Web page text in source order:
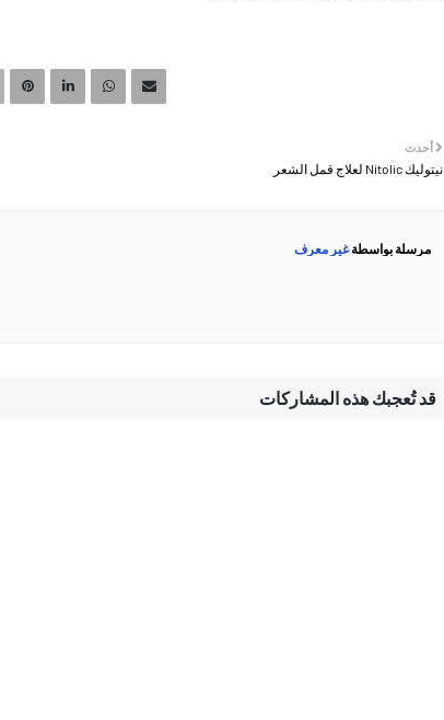
أحدث
نيتوليك Nitolic لعلاج قمل الشعر
مرسلة بواسطةغير معرف
قد تُعجبك هذه المشاركات